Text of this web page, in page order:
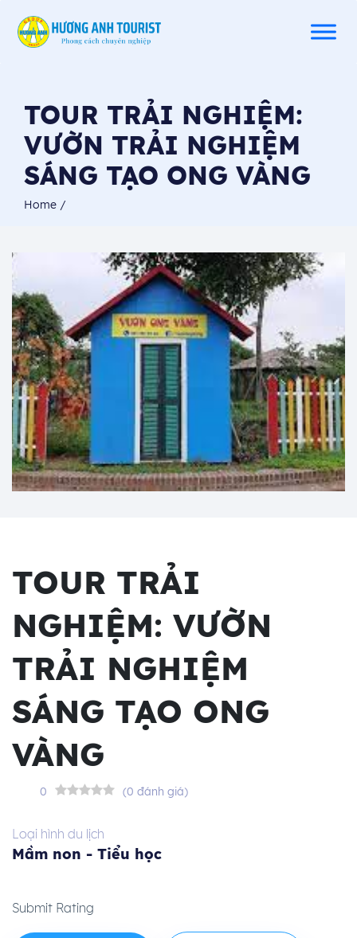
TOUR TRẢI NGHIỆM:
VƯỜN TRẢI NGHIỆM
SÁNG TẠO ONG VÀNG
Home /
TOUR TRẢI
NGHIỆM: VƯỜN
TRẢI NGHIỆM
SÁNG TẠO ONG
VÀNG
0 (0 đánh giá)
Loại hình du lịch
Mầm non - Tiểu học
Submit Rating